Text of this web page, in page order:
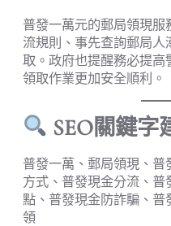
普發一萬元的郵局領現
流規則、事先查詢郵局
取。政府也提醒務必提
領取作業更加安全順利。
SEO關鍵字
普發一萬、郵局領現、
方式、普發現金分流、
點、普發現金防詐騙、
領